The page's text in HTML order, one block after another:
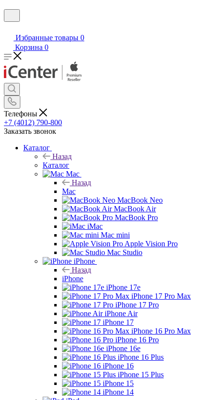
Избранные товары 0
Корзина 0
Телефоны
+7 (4012) 790-800
Заказать звонок
Каталог
Назад
Каталог
Mac
Назад
Mac
MacBook Neo
MacBook Air
MacBook Pro
iMac
Mac mini
Apple Vision Pro
Mac Studio
iPhone
Назад
iPhone
iPhone 17e
iPhone 17 Pro Max
iPhone 17 Pro
iPhone Air
iPhone 17
iPhone 16 Pro Max
iPhone 16 Pro
iPhone 16e
iPhone 16 Plus
iPhone 16
iPhone 15 Plus
iPhone 15
iPhone 14